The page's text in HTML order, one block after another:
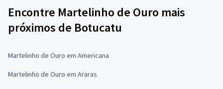
Encontre Martelinho de Ouro mais
próximos de Botucatu
Martelinho de Ouro em Americana
Martelinho de Ouro em Araras